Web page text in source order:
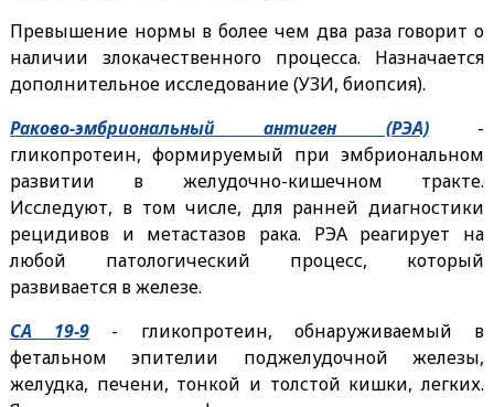
Превышение нормы в более чем два раза говорит о
наличии злокачественного процесса. Назначается
дополнительное исследование (УЗИ, биопсия).
Раково-эмбриональный антиген (РЭА)-
гликопротеин, формируемый при эмбриональном
развитии в желудочно-кишечном тракте.
Исследуют, в том числе, для ранней диагностики
рецидивов и метастазов рака. РЭА реагирует на
любой патологический процесс, который
развивается в железе.
СА 19-9 - гликопротеин, обнаруживаемый в
фетальном эпителии поджелудочной железы,
желудка, печени, тонкой и толстой кишки, легких.